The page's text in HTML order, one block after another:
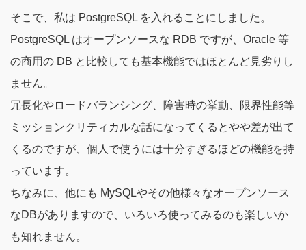
そこで、私は PostgreSQL を入れることにしました。
PostgreSQL はオープンソースな RDB ですが、Oracle 等
の商用の DB と比較しても基本機能ではほとんど見劣りし
ません。
冗長化やロードバランシング、障害時の挙動、限界性能等
ミッションクリティカルな話になってくるとやや差が出て
くるのですが、個人で使うには十分すぎるほどの機能を持
っています。
ちなみに、他にも MySQLやその他様々なオープンソース
なDBがありますので、いろいろ使ってみるのも楽しいか
も知れません。